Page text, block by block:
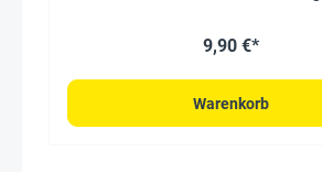
9,90 €*
Warenkorb